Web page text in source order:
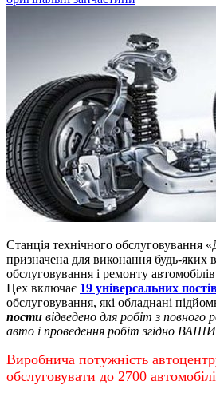
Станція технічного обслуговування
призначена для виконання будь-яких
обслуговування і ремонту
Цех включає 19 універсальних
обслуговування, які обладнані
пости відведено для робіт з повного
авто і проведення робіт згідно
Виробнича потужність
обслуговувати до 2700